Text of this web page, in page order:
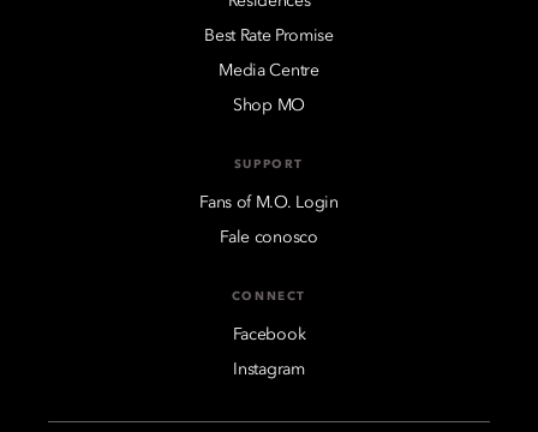
Best Rate Promise
Media Centre
Shop MO
SUPPORT
Fans of M.O. Login
Fale conosco
CONNECT
Facebook
Instagram